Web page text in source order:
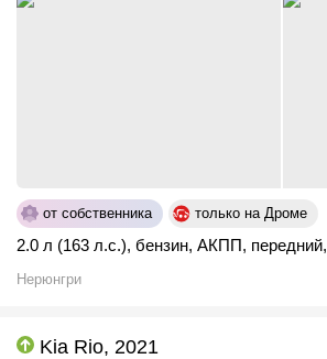
от собственника только на Дроме
2.0 л (163 л.с.), бензин, АКПП, передний,
Нерюнгри
Kia Rio, 2021